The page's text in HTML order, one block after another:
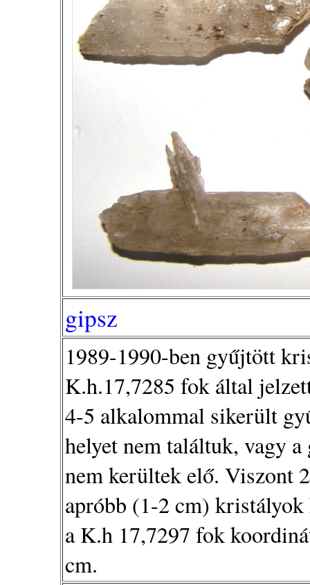
gipsz
1989-1990-ben gyűjtött
K.h.17,7285 fok által
4-5 alkalommal sikerült
helyet nem találtuk, vagy
nem kerültek elő. Viszont
apróbb (1-2 cm)
a K.h 17,7297 fok
cm.